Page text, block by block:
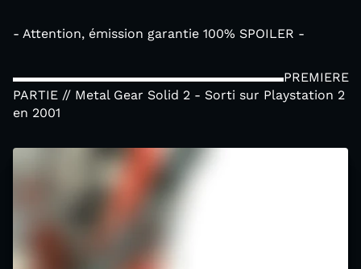
- Attention, émission garantie 100% SPOILER -
▬▬▬▬▬▬▬▬▬▬▬▬▬▬▬▬▬▬▬▬▬PREMIERE
PARTIE // Metal Gear Solid 2 - Sorti sur Playstation 2
en 2001